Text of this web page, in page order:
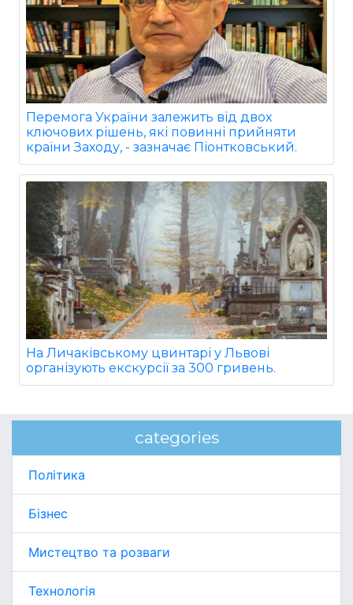
Перемога України залежить від двох
ключових рішень, які повинні прийняти
країни Заходу, - зазначає Піонтковський.
На Личаківському цвинтарі у Львові
організують екскурсії за 300 гривень.
categories
Політика
Бізнес
Мистецтво та розваги
Технологія